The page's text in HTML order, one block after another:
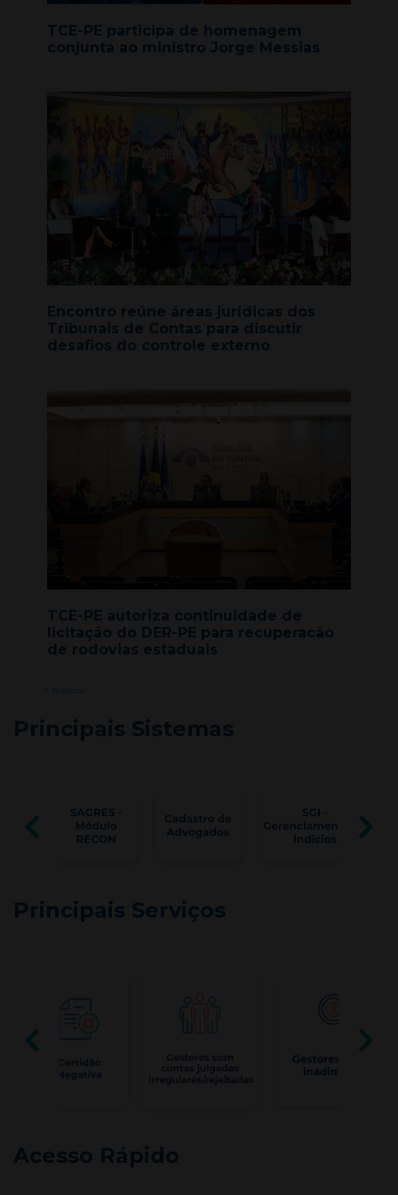
TCE-PE participa de homenagem
conjunta ao ministro Jorge Messias
Encontro reúne áreas jurídicas dos
Tribunais de Contas para discutir
desafios do controle externo
TCE-PE autoriza continuidade de
licitação do DER-PE para recuperacão
de rodovias estaduais
Principais Sistemas
Principais Serviços
Acesso Rápido